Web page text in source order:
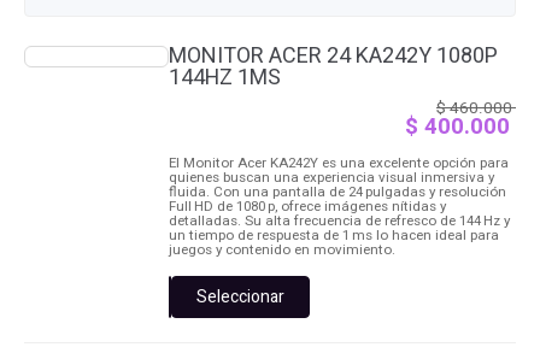
MONITOR ACER 24 KA242Y 1080P
144HZ 1MS
$460.000
El precio original era: $ 460.000 .
$ 400.000
El precio actual es: $ 400.000 .
El Monitor Acer KA242Y es una excelente opción para
quienes buscan una experiencia visual inmersiva y
fluida. Con una pantalla de 24 pulgadas y resolución
Full HD de 1080 p, ofrece imágenes nítidas y
detalladas. Su alta frecuencia de refresco de 144 Hz y
un tiempo de respuesta de 1 ms lo hacen ideal para
juegos y contenido en movimiento.
MONITOR
ACER
Seleccionar